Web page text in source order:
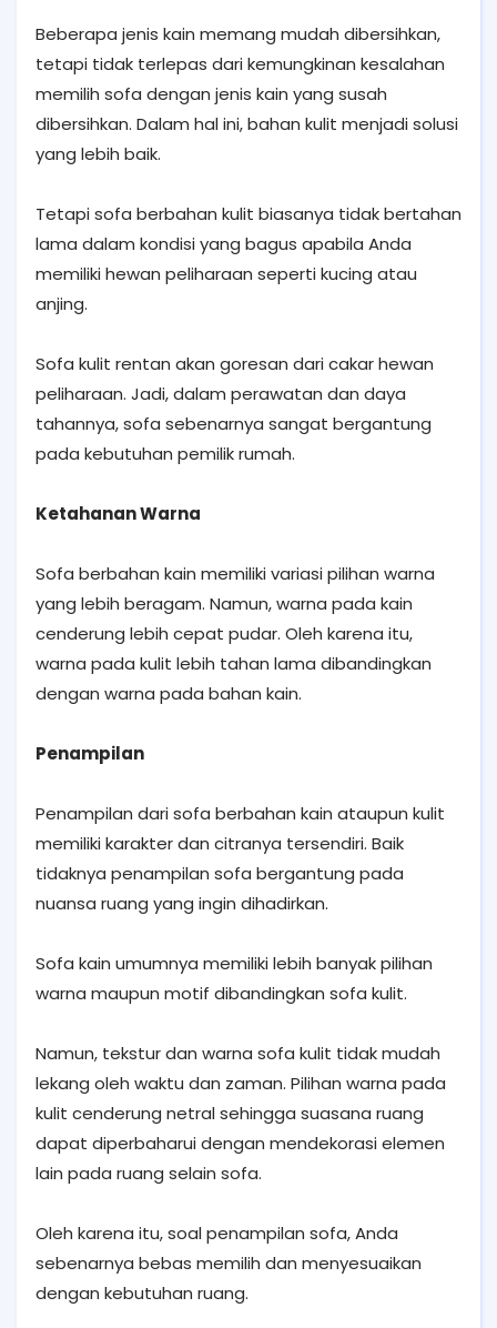
Beberapa jenis kain memang mudah dibersihkan,
tetapi tidak terlepas dari kemungkinan kesalahan
memilih sofa dengan jenis kain yang susah
dibersihkan. Dalam hal ini, bahan kulit menjadi solusi
yang lebih baik.
Tetapi sofa berbahan kulit biasanya tidak bertahan
lama dalam kondisi yang bagus apabila Anda
memiliki hewan peliharaan seperti kucing atau
anjing.
Sofa kulit rentan akan goresan dari cakar hewan
peliharaan. Jadi, dalam perawatan dan daya
tahannya, sofa sebenarnya sangat bergantung
pada kebutuhan pemilik rumah.
Ketahanan Warna
Sofa berbahan kain memiliki variasi pilihan warna
yang lebih beragam. Namun, warna pada kain
cenderung lebih cepat pudar. Oleh karena itu,
warna pada kulit lebih tahan lama dibandingkan
dengan warna pada bahan kain.
Penampilan
Penampilan dari sofa berbahan kain ataupun kulit
memiliki karakter dan citranya tersendiri. Baik
tidaknya penampilan sofa bergantung pada
nuansa ruang yang ingin dihadirkan.
Sofa kain umumnya memiliki lebih banyak pilihan
warna maupun motif dibandingkan sofa kulit.
Namun, tekstur dan warna sofa kulit tidak mudah
lekang oleh waktu dan zaman. Pilihan warna pada
kulit cenderung netral sehingga suasana ruang
dapat diperbaharui dengan mendekorasi elemen
lain pada ruang selain sofa.
Oleh karena itu, soal penampilan sofa, Anda
sebenarnya bebas memilih dan menyesuaikan
dengan kebutuhan ruang.